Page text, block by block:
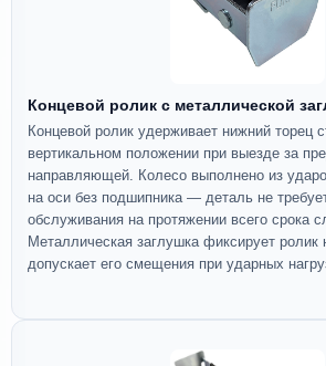
Концевой ролик с металлической
Концевой ролик удерживает нижний торец
вертикальном положении при выезде за
направляющей. Колесо выполнено из
на оси без подшипника — деталь не
обслуживания на протяжении всего срока
Металлическая заглушка фиксирует
допускает его смещения при ударных